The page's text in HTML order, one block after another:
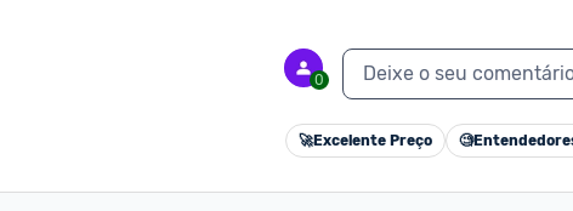
0 Deixe o seu
🚀Excelente Preço 🧐